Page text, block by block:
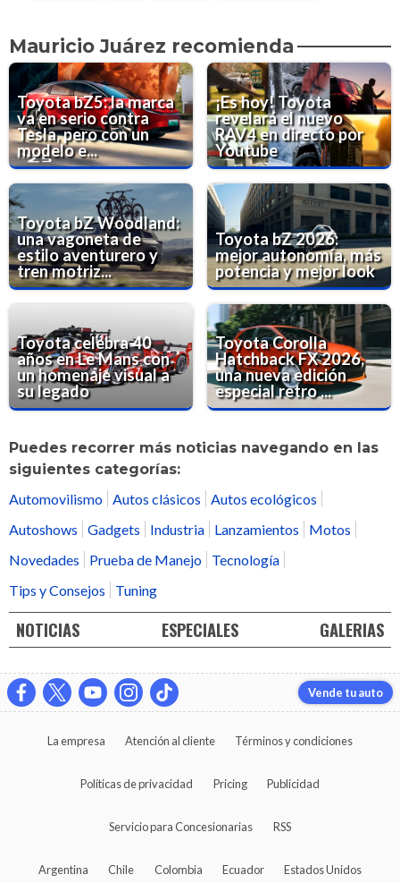
Mauricio Juárez recomienda
Toyota bZ5: la marca
va en serio contra
Tesla, pero con un
modelo e...
¡Es hoy! Toyota
revelará el nuevo
RAV4 en directo por
Youtube
Toyota bZ Woodland:
una vagoneta de
estilo aventurero y
tren motriz...
Toyota bZ 2026:
mejor autonomía, más
potencia y mejor look
Toyota celebra 40
años en Le Mans con
un homenaje visual a
su legado
Toyota Corolla
Hatchback FX 2026,
una nueva edición
especial retro ...
Puedes recorrer más noticias navegando en las
siguientes categorías:
Automovilismo
Autos clásicos
Autos ecológicos
Autoshows
Gadgets Industria Lanzamientos
Motos
Novedades
Prueba de Manejo
Tecnología
Tips y Consejos
Tuning
NOTICIAS ESPECIALES GALERIAS
Vende tu auto
La empresa Atención al cliente Términos y condiciones
Políticas de privacidad Pricing Publicidad
Servicio para Concesionarias RSS
Argentina Chile Colombia Ecuador Estados Unidos